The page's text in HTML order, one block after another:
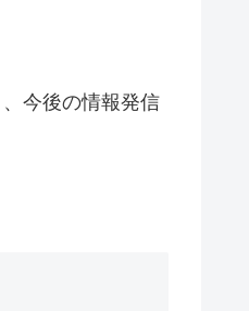
今後の情報発信